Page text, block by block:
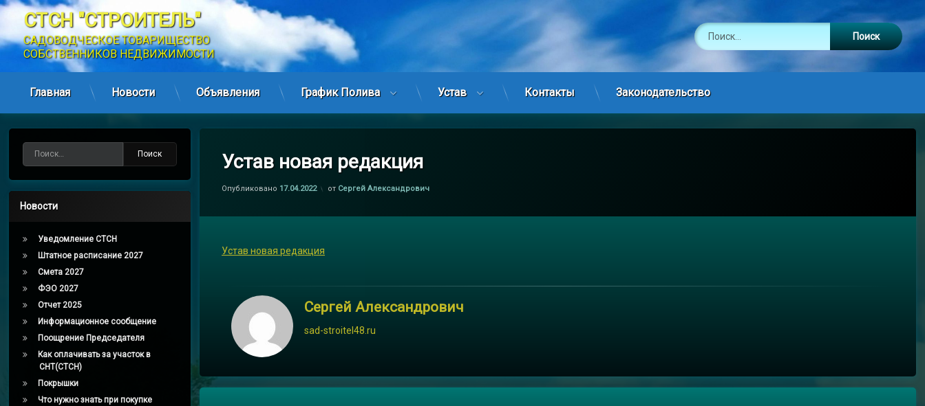
содержимому
СТСН "СТРОИТЕЛЬ"
САДОВОДЧЕСКОЕ ТОВАРИЩЕСТВО
СОБСТВЕННИКОВ НЕДВИЖИМОСТИ
Найти:
Главная Новости Объявления График Полива Устав Контакты Законодательство
Устав новая редакция
Опубликовано 17.04.2022 от Сергей Александрович
Устав новая редакция
Сергей Александрович
sad-stroitel48.ru
Новости
Уведомление СТСН
Штатное расписание 2027
Смета 2027
ФЭО 2027
Отчет 2025
Информационное сообщение
Поощрение Председателя
Как оплачивать за участок в
СНТ(СТСН)
Покрышки
Что нужно знать при покупке